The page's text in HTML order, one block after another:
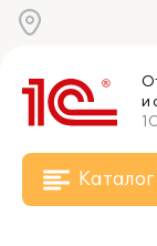
и
Каталог